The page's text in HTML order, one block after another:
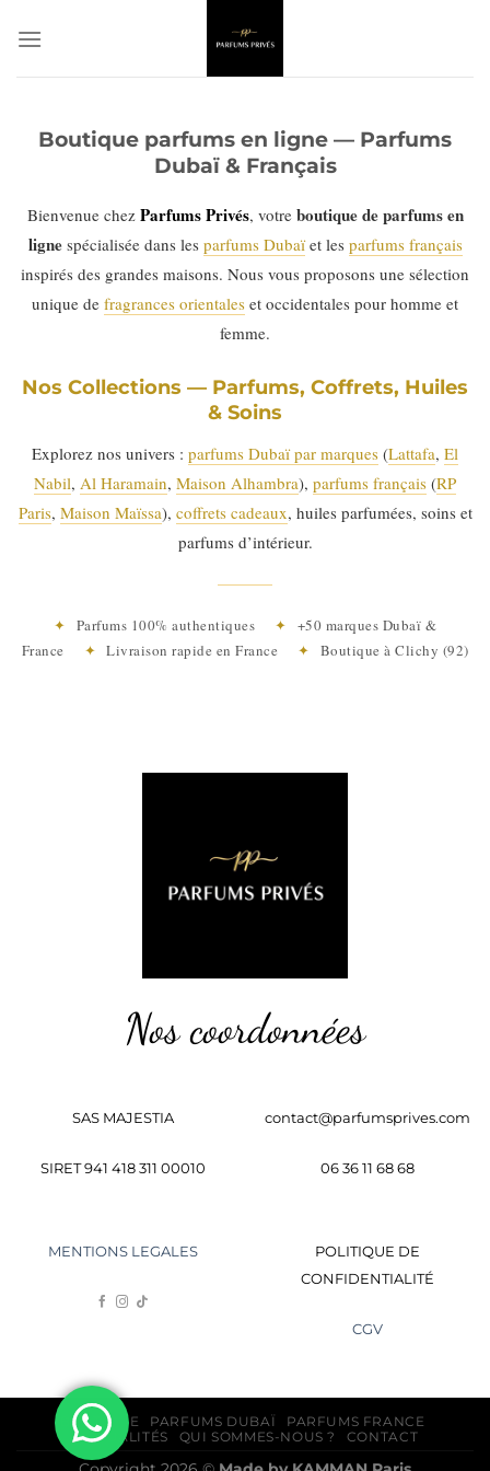
au
Boutique parfums en ligne — Parfums
Dubaï & Français
Bienvenue chez Parfums Privés, votre boutique de parfums en
lignespécialisée dans les parfums Dubaïet les parfums français
inspirés des grandes maisons. Nous vous proposons une sélection
unique de fragrances orientales et occidentales pour homme et
femme.
Nos Collections — Parfums, Coffrets, Huiles
& Soins
Explorez nos univers : parfums Dubaï par marques (Lattafa, El
Nabil, Al Haramain, Maison Alhambra), parfums français (RP
Paris, Maison Maïssa), coffrets cadeaux, huiles parfumées, soins et
parfums d’intérieur.
✦ Parfums 100% authentiques ✦ +50 marques Dubaï &
France ✦ Livraison rapide en France ✦ Boutique à Clichy (92)
Nos coordonnées
SAS MAJESTIA
SIRET 941 418 311 00010
contact@parfumsprives.com
06 36 11 68 68
MENTIONS LEGALES
POLITIQUE DE
CONFIDENTIALITÉ
CGV
BOUTIQUE PARFUMS DUBAÏ
PARFUMS FRANCE
ACTUALITÉS
QUI SOMMES-NOUS ? CONTACT